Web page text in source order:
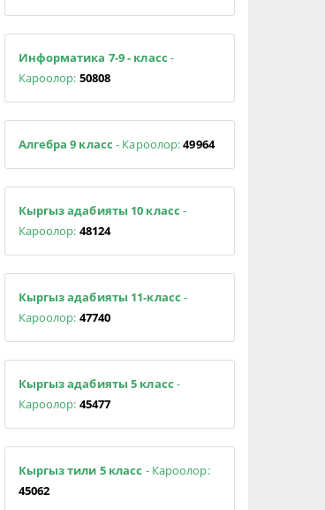
Информатика 7-9 - класс -
Кароолор: 50808
Алгебра 9 класс- Кароолор:49964
Кыргыз адабияты 10 класс -
Кароолор: 48124
Кыргыз адабияты 11-класс -
Кароолор: 47740
Кыргыз адабияты 5 класс -
Кароолор: 45477
Кыргыз тили 5 класс - Кароолор:
45062